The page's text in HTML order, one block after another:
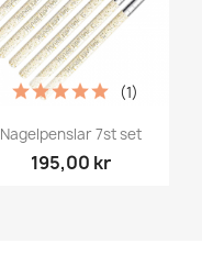
Nagelpenslar 7st set
195,00 kr
(1)